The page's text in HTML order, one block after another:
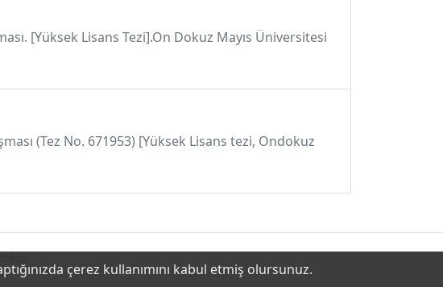
[Yüksek Lisans Tezi].On Dokuz Mayıs Üniversitesi
(Tez No. 671953) [Yüksek Lisans tezi, Ondokuz
çerez kullanımını kabul etmiş olursunuz.